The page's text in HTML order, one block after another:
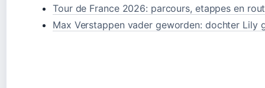
Tour de France 2026: parcours, etappes en
Max Verstappen vader geworden: dochter Lily